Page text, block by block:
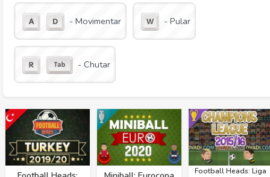
- Movimentar - Pular
- Chutar
Football Heads: Liga